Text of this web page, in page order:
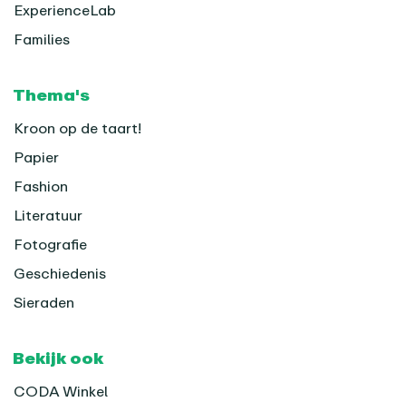
ExperienceLab
Families
Thema's
Kroon op de taart!
Papier
Fashion
Literatuur
Fotografie
Geschiedenis
Sieraden
Bekijk ook
CODA Winkel